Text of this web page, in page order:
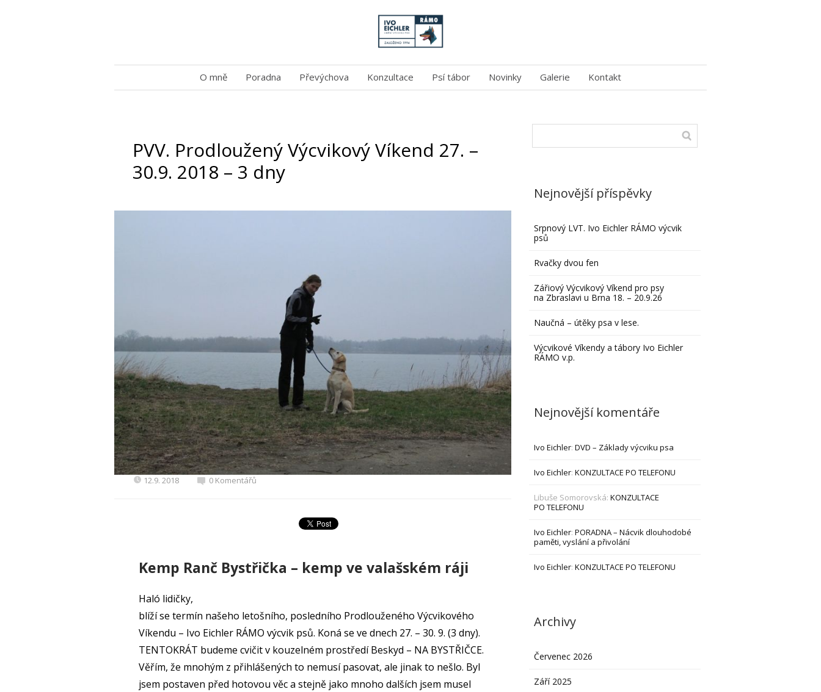
O mně Poradna Převýchova Konzultace Psí tábor Novinky Galerie Kontakt
PVV. Prodloužený Výcvikový Víkend 27. –
30.9. 2018 – 3 dny
12.9. 2018 0 Komentářů
Kemp Ranč Bystřička – kemp ve valašském ráji
Haló lidičky,
blíží se termín našeho letošního, posledního Prodlouženého Výcvikového
Víkendu – Ivo Eichler RÁMO výcvik psů. Koná se ve dnech 27. – 30. 9. (3 dny).
TENTOKRÁT budeme cvičit v kouzelném prostředí Beskyd – NA BYSTŘIČCE.
Věřím, že mnohým z přihlášených to nemusí pasovat, ale jinak to nešlo. Byl
jsem postaven před hotovou věc a stejně jako mnoho dalších jsem musel
Nejnovější příspěvky
Srpnový LVT. Ivo Eichler RÁMO výcvik
psů
Rvačky dvou fen
Zářiový Výcvikový Víkend pro psy
na Zbraslavi u Brna 18. – 20.9.26
Naučná – útěky psa v lese.
Výcvikové Víkendy a tábory Ivo Eichler
RÁMO v.p.
Nejnovější komentáře
Ivo Eichler:DVD – Základy výcviku psa
Ivo Eichler:KONZULTACE PO TELEFONU
Libuše Somorovská:KONZULTACE
PO TELEFONU
Ivo Eichler:PORADNA – Nácvik dlouhodobé
paměti, vyslání a přivolání
Ivo Eichler:KONZULTACE PO TELEFONU
Archivy
Červenec 2026
Září 2025